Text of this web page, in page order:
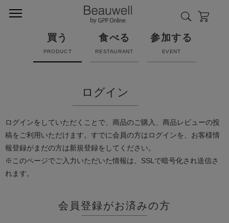
買う
PRODUCT
食べる
RESTAURANT
参加する
EVENT
ログイン
ログインをしていただくことで、商品のご購入、商品レビューの投
稿をご利用いただけます。すでに会員の方はログインを、お客様情
報登録がまだの方は新規登録をしてください。
※このページでご入力いただいた情報は、SSLで暗号化され送信さ
れます。
会員登録がお済みの方